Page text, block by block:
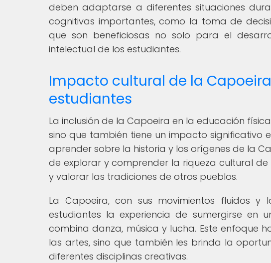
deben adaptarse a diferentes situaciones
cognitivas importantes, como la toma de
que son beneficiosas no solo para el
intelectual de los estudiantes.
Impacto cultural de la
estudiantes
La inclusión de la Capoeira en la educación
sino que también tiene un impacto significativo
aprender sobre la historia y los orígenes de la
de explorar y comprender la riqueza cultural
y valorar las tradiciones de otros pueblos.
La Capoeira, con sus movimientos fluidos
estudiantes la experiencia de sumergirse en
combina danza, música y lucha. Este enfoque
las artes, sino que también les brinda la
diferentes disciplinas creativas.